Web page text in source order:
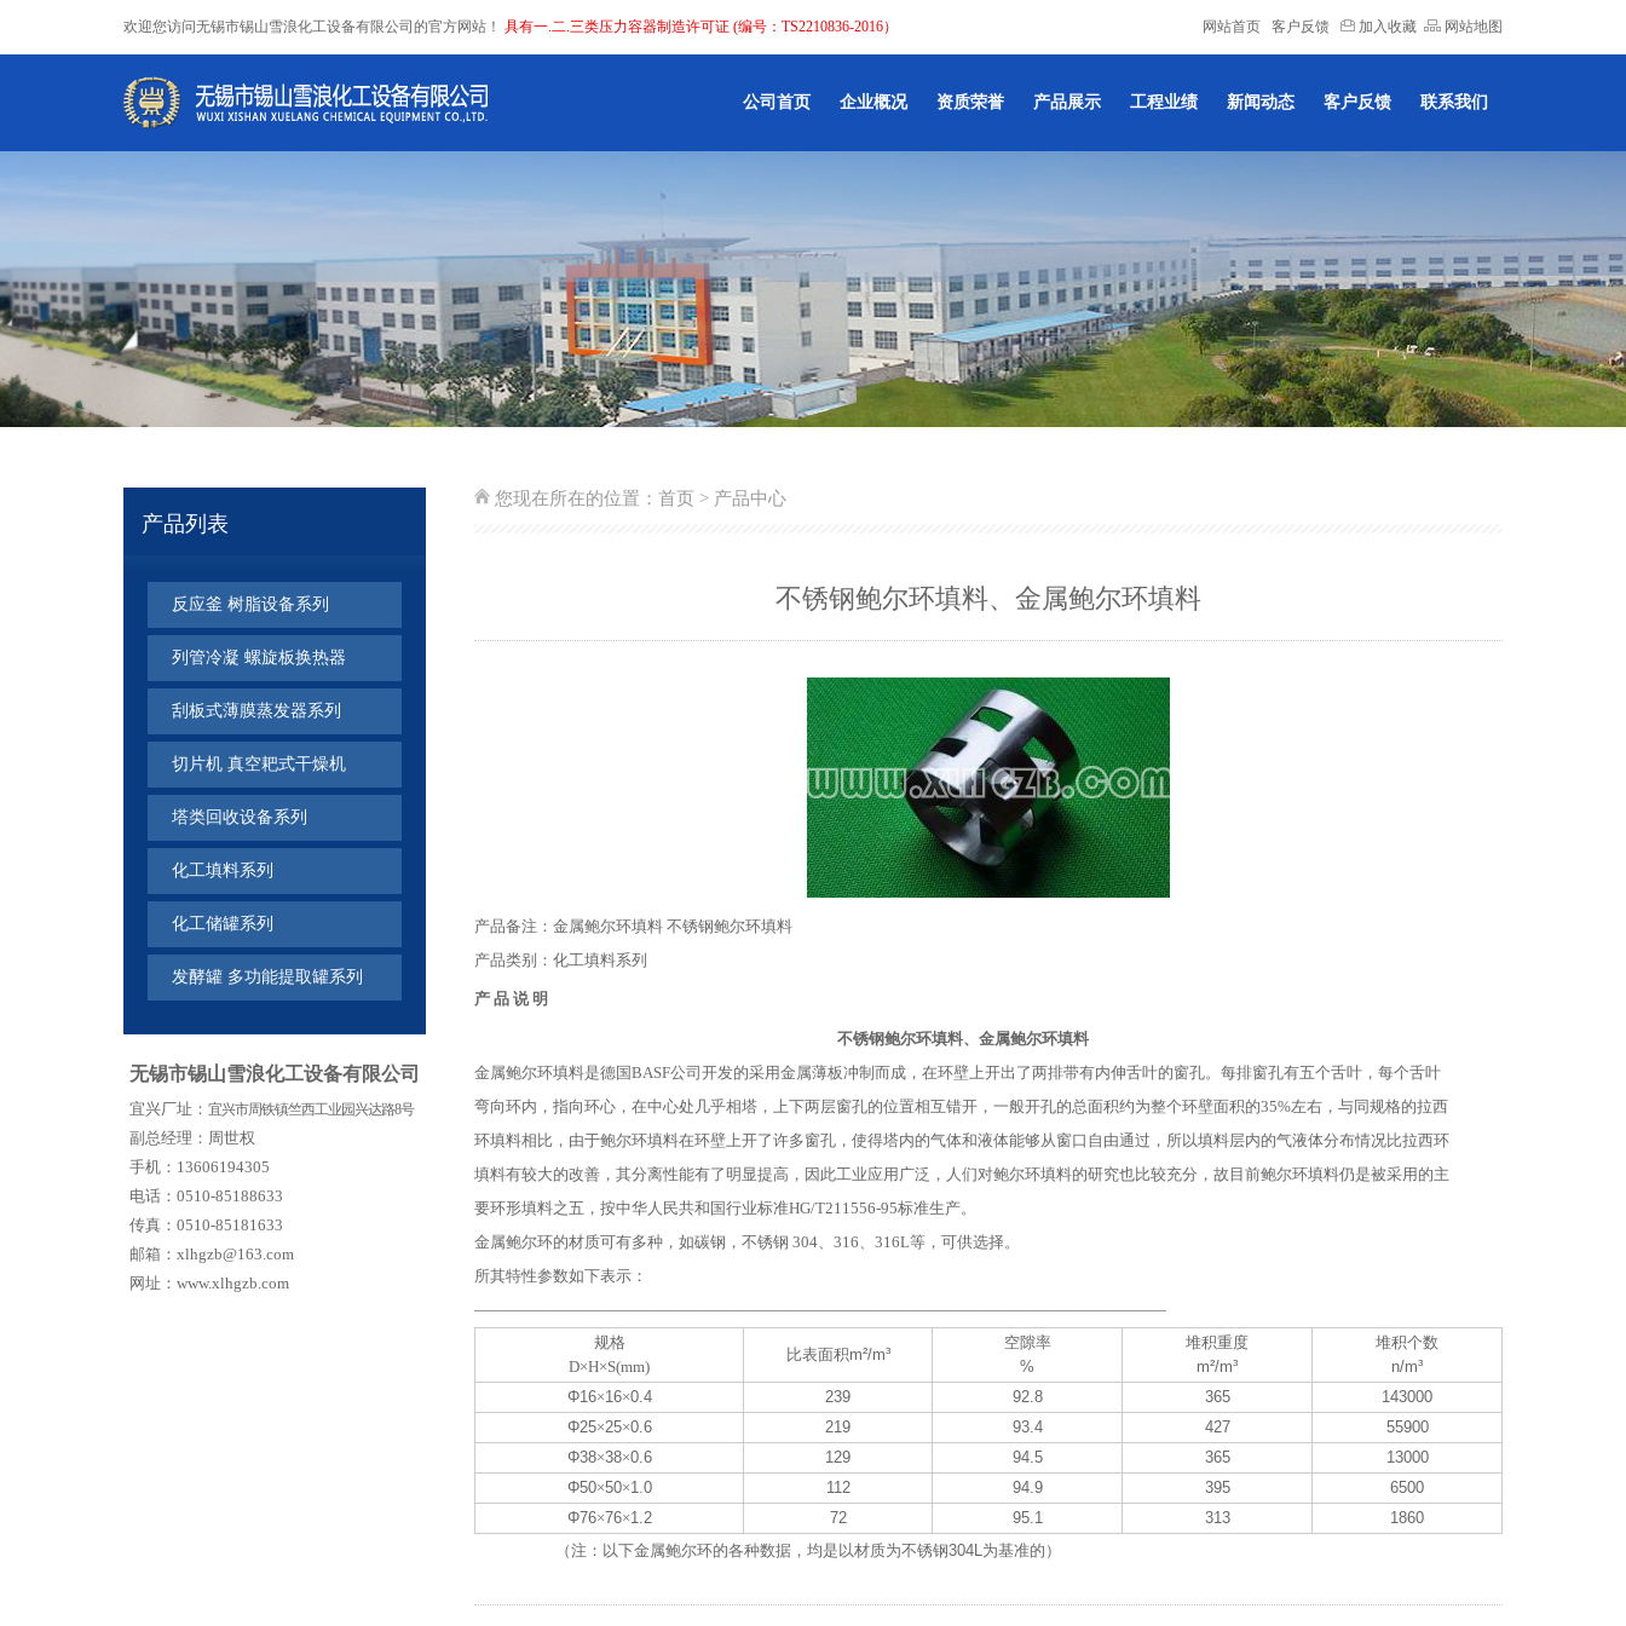
欢迎您访问无锡市锡山雪浪化工设备有限公司的官方网站！ 具有一.二.三类压力容器制造许可证 (编号：TS2210836-2016） 网站首页 客户反馈 加入收藏 网站地图
公司首页 企业概况 资质荣誉 产品展示 工程业绩 新闻动态 客户反馈 联系我们
产品列表
反应釜 树脂设备系列
列管冷凝 螺旋板换热器
刮板式薄膜蒸发器系列
切片机 真空耙式干燥机
塔类回收设备系列
化工填料系列
化工储罐系列
发酵罐 多功能提取罐系列
无锡市锡山雪浪化工设备有限公司
宜兴厂址： 宜兴市周铁镇竺西工业园兴达路8号
副总经理：周世权
手机：13606194305
电话：0510-85188633
传真：0510-85181633
邮箱：xlhgzb@163.com
网址：www.xlhgzb.com
您现在所在的位置： 首页 > 产品中心
不锈钢鲍尔环填料、金属鲍尔环填料
产品备注：金属鲍尔环填料 不锈钢鲍尔环填料
产品类别：化工填料系列
产 品 说 明
不锈钢鲍尔环填料、金属鲍尔环填料
金属鲍尔环填料是德国BASF公司开发的采用金属薄板冲制而成，在环壁上开出了两排带有内伸舌叶的窗孔。每排窗孔有五个舌叶，每个舌叶
弯向环内，指向环心，在中心处几乎相塔，上下两层窗孔的位置相互错开，一般开孔的总面积约为整个环壁面积的35%左右，与同规格的拉西
环填料相比，由于鲍尔环填料在环壁上开了许多窗孔，使得塔内的气体和液体能够从窗口自由通过，所以填料层内的气液体分布情况比拉西环
填料有较大的改善，其分离性能有了明显提高，因此工业应用广泛，人们对鲍尔环填料的研究也比较充分，故目前鲍尔环填料仍是被采用的主
要环形填料之五，按中华人民共和国行业标准HG/T211556-95标准生产。
金属鲍尔环的材质可有多种，如碳钢，不锈钢 304、316、316L等，可供选择。
所其特性参数如下表示：
————————————————————————————————————————————
规格
D×H×S(mm)
比表面积m²/m³
空隙率
%
堆积重度
m²/m³
堆积个数
n/m³
Φ16×16×0.4 239 92.8 365
143000
Φ25×25×0.6 219 93.4 427
55900
Φ38×38×0.6 129 94.5 365
13000
Φ50×50×1.0 112 94.9 395
6500
Φ76×76×1.2 72 95.1 313
1860
（注：以下金属鲍尔环的各种数据，均是以材质为不锈钢304L为基准的）